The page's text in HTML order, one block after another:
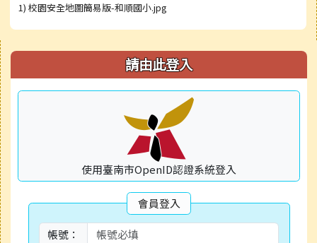
1) 校園安全地圖簡易版-和順國小.jpg
右邊區域內容 請由此登入
使用臺南市OpenID認證系統登入
會員登入
帳號：